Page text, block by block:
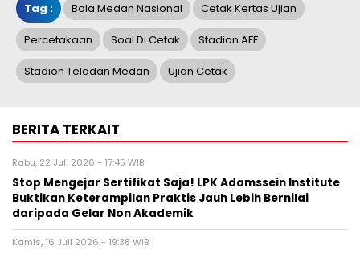
Tag : Bola Medan Nasional Cetak Kertas Ujian
Percetakaan Soal Di Cetak Stadion AFF
Stadion Teladan Medan Ujian Cetak
BERITA TERKAIT
Rabu, 22 Juli 2026 - 17:45 WIB
Stop Mengejar Sertifikat Saja! LPK Adamssein Institute
Buktikan Keterampilan Praktis Jauh Lebih Bernilai
daripada Gelar Non Akademik
Kamis, 16 Juli 2026 - 19:38 WIB